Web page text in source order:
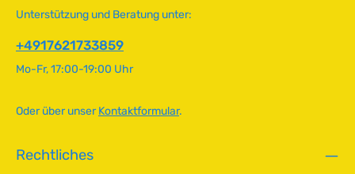
HerkunftslandTürkei Original VW-NummerN0202903,
Außendurchmesser17 mm Berstdruck30 bar
t
e
f
g
r
Unterstützung und Beratung unter:
+4917621733859
Mo-Fr, 17:00-19:00 Uhr
Oder über unserKontaktformular.
Rechtliches